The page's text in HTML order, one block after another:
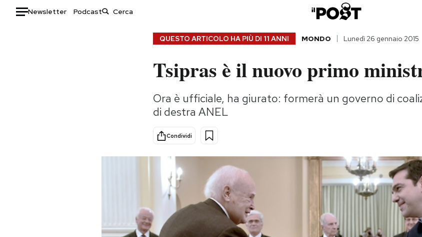
Newsletter Podcast
Consumismi
Storie/Idee
Ok Boomer!
Media
Mondiali calcio 2026
QUESTO ARTICOLO HA PIÙ DI 11 ANNI MONDO Lunedì 26 gennaio 2015
Tsipras è il nuovo primo
Ora è ufficiale, ha giurato: formerà un governo di
di destra ANEL
Condividi